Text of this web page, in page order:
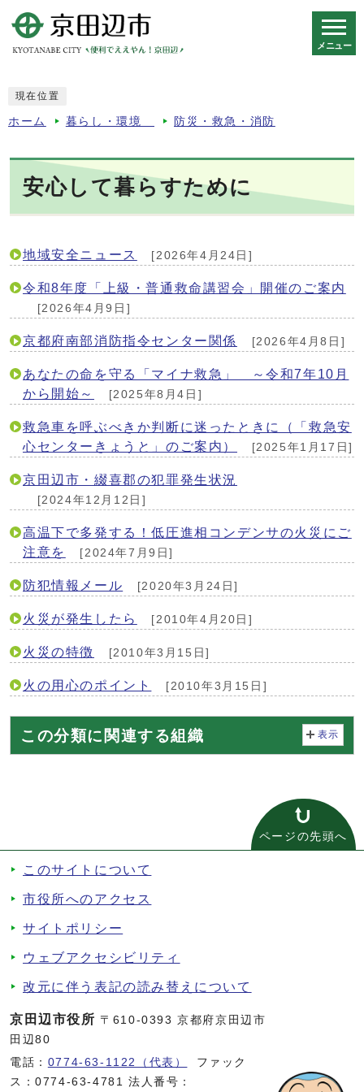
メニュー
現在位置
ホーム 暮らし・環境 防災・救急・消防
安心して暮らすために
地域安全ニュース [2026年4月24日]
令和8年度「上級・普通救命講習会」開催のご案内
[2026年4月9日]
京都府南部消防指令センター関係 [2026年4月8日]
あなたの命を守る「マイナ救急」 ～令和7年10月
から開始～
[2025年8月4日]
救急車を呼ぶべきか判断に迷ったときに（「救急安
心センターきょうと」のご案内）
[2025年1月17日]
京田辺市・綴喜郡の犯罪発生状況
[2024年12月12日]
高温下で多発する！低圧進相コンデンサの火災にご
注意を
[2024年7月9日]
防犯情報メール [2020年3月24日]
火災が発生したら [2010年4月20日]
火災の特徴 [2010年3月15日]
火の用心のポイント [2010年3月15日]
この分類に関連する組織 表示
ページの先頭へ
このサイトについて
市役所へのアクセス
サイトポリシー
ウェブアクセシビリティ
改元に伴う表記の読み替えについて
京田辺市役所 〒610-0393 京都府京田辺市
田辺80
電話： 0774-63-1122（代表）
ファック
ス：0774-63-4781 法人番号：